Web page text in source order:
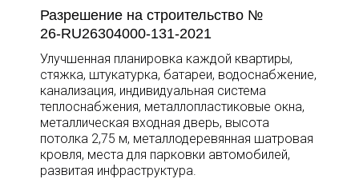
Разрешение на строительство №
26-RU26304000-131-2021
Улучшенная планировка каждой квартиры,
стяжка, штукатурка, батареи, водоснабжение,
канализация, индивидуальная система
теплоснабжения, металлопластиковые окна,
металлическая входная дверь, высота
потолка 2,75 м, металлодеревянная шатровая
кровля, места для парковки автомобилей,
развитая инфраструктура.